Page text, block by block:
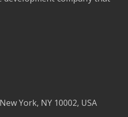
York, NY 10002, USA